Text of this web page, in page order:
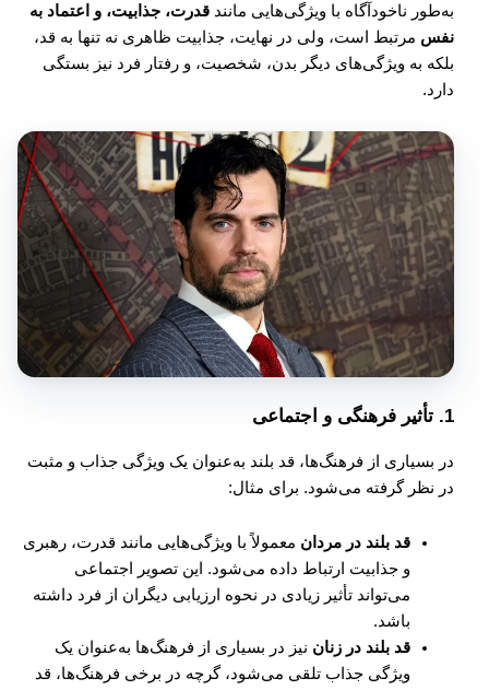
به‌طور ناخودآگاه با ویژگی‌هایی مانندقدرت، جذابیت، و اعتماد به
نفسمرتبط است، ولی در نهایت، جذابیت ظاهری نه تنها به قد،
بلکه به ویژگی‌های دیگر بدن، شخصیت، و رفتار فرد نیز بستگی
دارد.
1. تأثیر فرهنگی و اجتماعی
در بسیاری از فرهنگ‌ها، قد بلند به‌عنوان یک ویژگی جذاب و مثبت
در نظر گرفته می‌شود. برای مثال:
قد بلند در مردانمعمولاً با ویژگی‌هایی مانند قدرت، رهبری
و جذابیت ارتباط داده می‌شود. این تصویر اجتماعی
می‌تواند تأثیر زیادی در نحوه ارزیابی دیگران از فرد داشته
باشد.
قد بلند در زناننیز در بسیاری از فرهنگ‌ها به‌عنوان یک
ویژگی جذاب تلقی می‌شود، گرچه در برخی فرهنگ‌ها، قد